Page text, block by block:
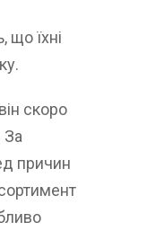
що їхні
скоро
За
причин